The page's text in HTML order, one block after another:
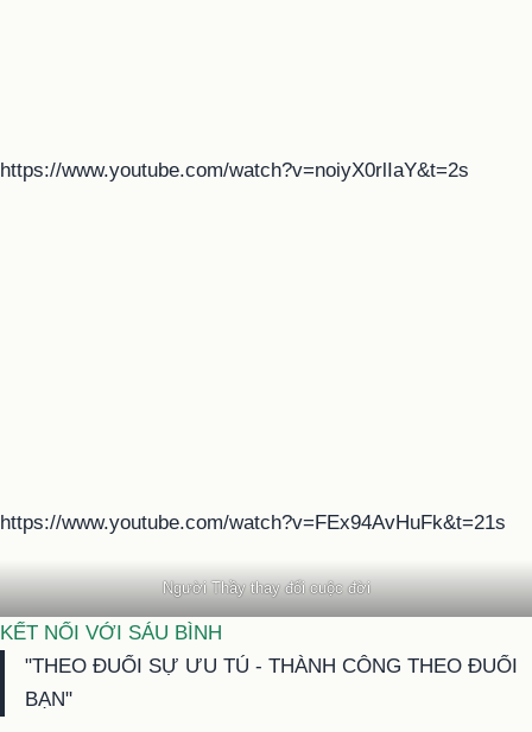
https://www.youtube.com/watch?v=noiyX0rlIaY&t=2s
https://www.youtube.com/watch?v=FEx94AvHuFk&t=21s
Người Thầy thay đổi cuộc đời
KẾT NỐI VỚI SÁU BÌNH
"THEO ĐUỔI SỰ ƯU TÚ - THÀNH CÔNG THEO ĐUỔI
BẠN"